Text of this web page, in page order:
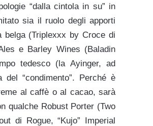
“dalla cintola in su” in
sia il ruolo degli apporti
belga (Triplexxx by Croce di
e Barley Wines (Baladin
tedesco (la Ayinger, ad
“condimento”. Perché è
al caffè o al cacao, sarà
qualche Robust Porter (Two
di Rogue, “Kujo” Imperial